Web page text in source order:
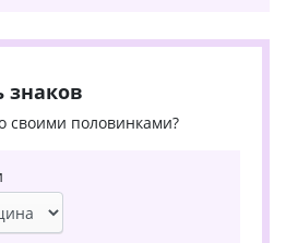
знаков
своими половинками?